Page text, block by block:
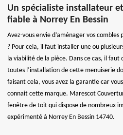
Un spécialiste installateur
fiable à Norrey En Bessin
Avez-vous envie d’aménager vos
? Pour cela, il faut installer une ou
la viabilité de la pièce. Dans ce cas, il
toutes l’installation de cette menuiserie
faisant cela, vous avez la garantie car
connait cette marque. Marescot
fenêtre de toit qui dispose de nombreux
expérimenté à Norrey En Bessin 14740.